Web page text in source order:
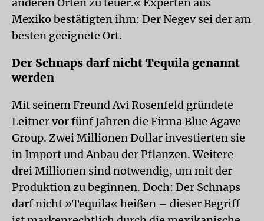
anderen Orten zu teuer.« Experten aus
Mexiko bestätigten ihm: Der Negev sei der am
besten geeignete Ort.
Der Schnaps darf nicht Tequila genannt
werden
Mit seinem Freund Avi Rosenfeld gründete
Leitner vor fünf Jahren die Firma Blue Agave
Group. Zwei Millionen Dollar investierten sie
in Import und Anbau der Pflanzen. Weitere
drei Millionen sind notwendig, um mit der
Produktion zu beginnen. Doch: Der Schnaps
darf nicht »Tequila« heißen – dieser Begriff